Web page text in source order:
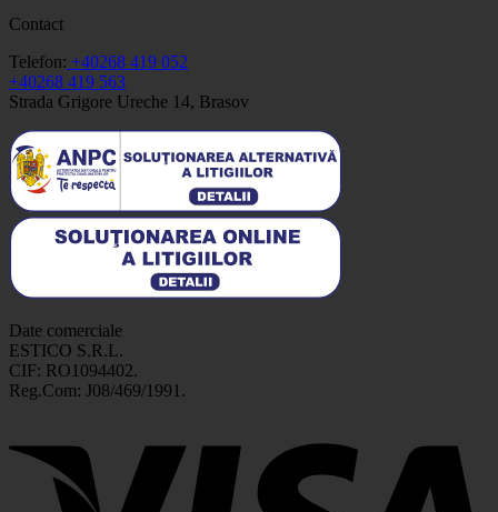
Contact
Telefon: +40268 419 052
+40268 419 563
Strada Grigore Ureche 14, Brasov
Date comerciale
ESTICO S.R.L.
CIF: RO1094402.
Reg.Com: J08/469/1991.